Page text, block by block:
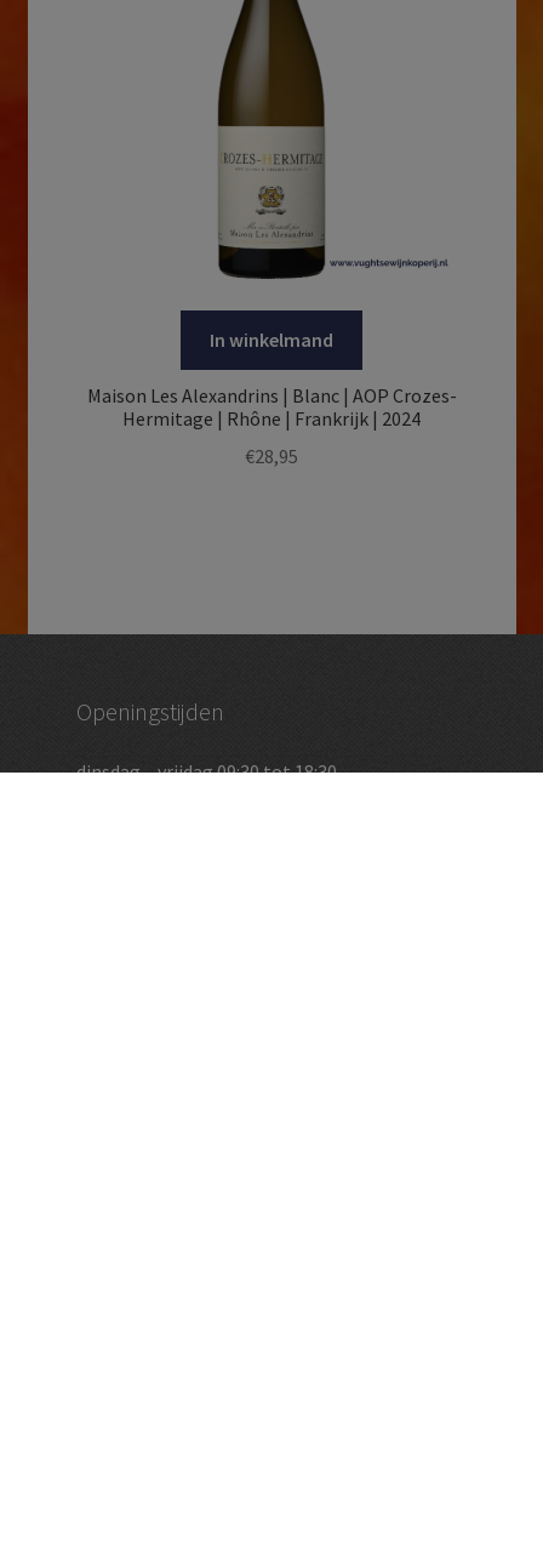
In winkelmand
Maison Les Alexandrins | Blanc | AOP Crozes-
Hermitage | Rhône | Frankrijk | 2024
€28,95
Openingstijden
dinsdag – vrijdag 09:30 tot 18:30